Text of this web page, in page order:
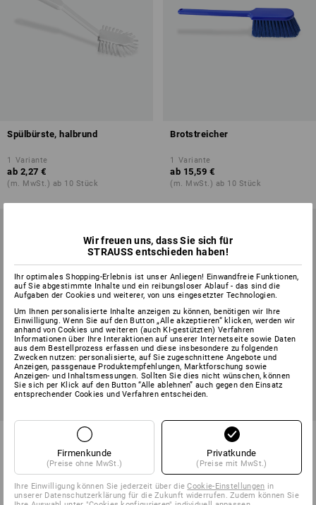
Spülbürste, halbrund
1 Variante
ab 2,27 €
(m. MwSt.) ab 10 Stück
Brotstreicher
1 Variante
ab 15,59 €
(m. MwSt.) ab 10 Stück
Wolfbürste (ohne Stiel)
Variante
ab 14,28 €
(m. MwSt.) ab 10 Stück
Kotflügelbürste Fibre, groß mit
Variante
ab 7,80 €
(m. MwSt.) ab 30 Stück
Wir freuen uns, dass Sie sich für
STRAUSS entschieden haben!
Ihr optimales Shopping-Erlebnis ist unser Anliegen! Einwandfreie Funktionen,
auf Sie abgestimmte Inhalte und ein reibungsloser Ablauf - das sind die
Aufgaben der Cookies und weiterer, von uns eingesetzter Technologien.
Um Ihnen personalisierte Inhalte anzeigen zu können, benötigen wir Ihre
Einwilligung. Wenn Sie auf den Button „Alle akzeptieren“ klicken, werden wir
anhand von Cookies und weiteren (auch KI-gestützten) Verfahren
Informationen über Ihre Interaktionen auf unserer Internetseite sowie Daten
aus dem Bestellprozess erfassen und diese insbesondere zu folgenden
Zwecken nutzen: personalisierte, auf Sie zugeschnittene Angebote und
Anzeigen, passgenaue Produktempfehlungen, Marktforschung sowie
Anzeigen- und Inhaltsmessungen. Sollten Sie dies nicht wünschen, können
Sie sich per Klick auf den Button “Alle ablehnen” auch gegen den Einsatz
entsprechender Cookies und Verfahren entscheiden.
Firmenkunde
(Preise ohne MwSt.)
Privatkunde
(Preise mit MwSt.)
Ihre Einwilligung können Sie jederzeit über dieCookie-Einstellungen in
unserer Datenschutzerklärung für die Zukunft widerrufen. Zudem können Sie